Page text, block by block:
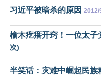
习近平被暗杀的原因 2012/
榆木疙瘩开窍！一位太子
次)
半笑话：灾难中崛起民族